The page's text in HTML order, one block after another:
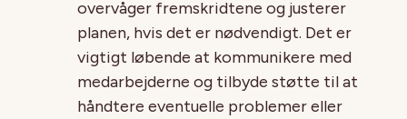
overvåger fremskridtene og justerer
planen, hvis det er nødvendigt. Det er
vigtigt løbende at kommunikere med
medarbejderne og tilbyde støtte til at
håndtere eventuelle problemer eller